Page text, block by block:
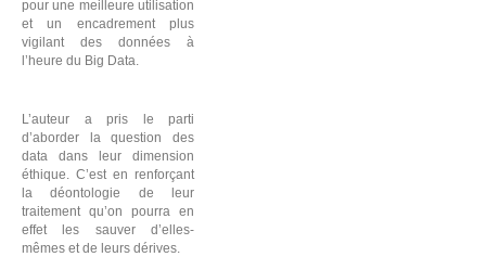
pour une meilleure utilisation
et un encadrement plus
vigilant des données à
l’heure du Big Data.
L’auteur a pris le parti
d’aborder la question des
data dans leur dimension
éthique. C’est en renforçant
la déontologie de leur
traitement qu’on pourra en
effet les sauver d’elles-
mêmes et de leurs dérives.